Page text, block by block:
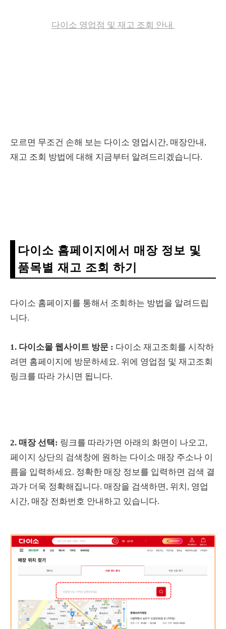
다이소 영업점 및 재고 조회 안내
모르면 무조건 손해 보는 다이소 영업시간, 매장안내,
재고 조회 방법에 대해 지금부터 알려드리겠습니다.
다이소 홈페이지에서 매장 정보 및
품목별 재고 조회 하기
다이소 홈페이지를 통해서 조회하는 방법을 알려드립
니다.
1. 다이소몰 웹사이트 방문 : 다이소 재고조회를 시작하
려면 홈페이지에 방문하세요. 위에 영업점 및 재고조회
링크를 따라 가시면 됩니다.
2. 매장 선택: 링크를 따라가면 아래의 화면이 나오고,
페이지 상단의 검색창에 원하는 다이소 매장 주소나 이
름을 입력하세요. 정확한 매장 정보를 입력하면 검색 결
과가 더욱 정확해집니다. 매장을 검색하면, 위치, 영업
시간, 매장 전화번호 안내하고 있습니다.